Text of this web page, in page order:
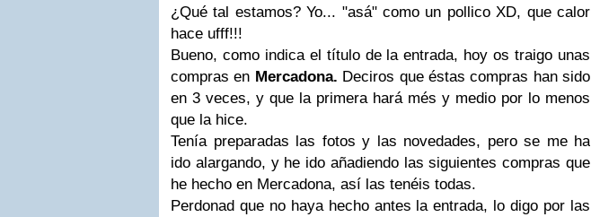
¿Qué tal estamos? Yo... "asá" como un pollico XD, que calor
hace ufff!!!
Bueno, como indica el título de la entrada, hoy os traigo unas
compras en Mercadona. Deciros que éstas compras han sido
en 3 veces, y que la primera hará més y medio por lo menos
que la hice.
Tenía preparadas las fotos y las novedades, pero se me ha
ido alargando, y he ido añadiendo las siguientes compras que
he hecho en Mercadona, así las tenéis todas.
Perdonad que no haya hecho antes la entrada, lo digo por las